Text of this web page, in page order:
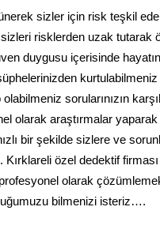
sizler için risk teşkil
risklerden uzak tutarak
duygusu içerisinde
kurtulabilmeniz
sorularınızın
olarak araştırmalar yaparak
bir şekilde sizlere ve
Kırklareli özel dedektif
profesyonel olarak
bilmenizi isteriz….